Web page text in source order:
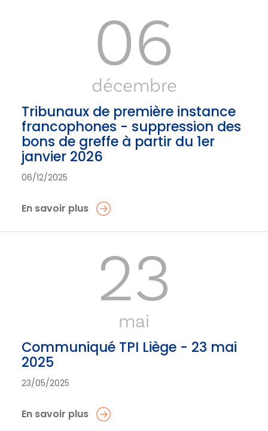
06
décembre
Tribunaux de première instance
francophones - suppression des
bons de greffe à partir du 1er
janvier 2026
06/12/2025
En savoir plus
23
mai
Communiqué TPI Liège - 23 mai
2025
23/05/2025
En savoir plus